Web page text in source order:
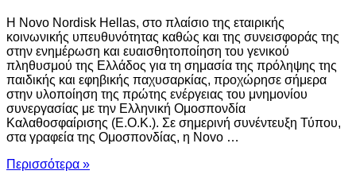
Η Novo Nordisk Hellas, στο πλαίσιο της εταιρικής
κοινωνικής υπευθυνότητας καθώς και της συνεισφοράς της
στην ενημέρωση και ευαισθητοποίηση του γενικού
πληθυσμού της Ελλάδος για τη σημασία της πρόληψης της
παιδικής και εφηβικής παχυσαρκίας, προχώρησε σήμερα
στην υλοποίηση της πρώτης ενέργειας του μνημονίου
συνεργασίας με την Ελληνική Ομοσπονδία
Καλαθοσφαίρισης (Ε.Ο.Κ.). Σε σημερινή συνέντευξη Τύπου,
στα γραφεία της Ομοσπονδίας, η Novo …
Περισσότερα »